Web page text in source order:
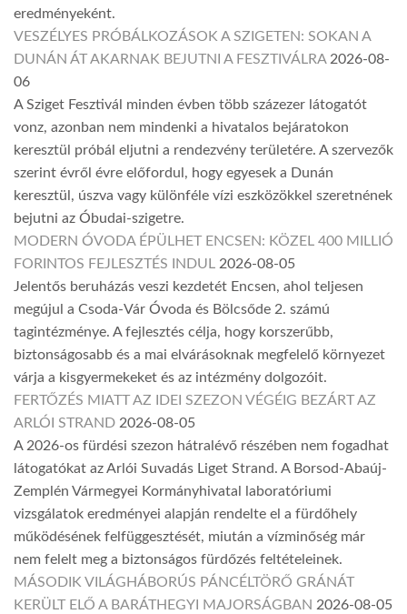
eredményeként.
VESZÉLYES PRÓBÁLKOZÁSOK A SZIGETEN: SOKAN A
DUNÁN ÁT AKARNAK BEJUTNI A FESZTIVÁLRA 2026-08-
06
A Sziget Fesztivál minden évben több százezer látogatót
vonz, azonban nem mindenki a hivatalos bejáratokon
keresztül próbál eljutni a rendezvény területére. A szervezők
szerint évről évre előfordul, hogy egyesek a Dunán
keresztül, úszva vagy különféle vízi eszközökkel szeretnének
bejutni az Óbudai-szigetre.
MODERN ÓVODA ÉPÜLHET ENCSEN: KÖZEL 400 MILLIÓ
FORINTOS FEJLESZTÉS INDUL 2026-08-05
Jelentős beruházás veszi kezdetét Encsen, ahol teljesen
megújul a Csoda-Vár Óvoda és Bölcsőde 2. számú
tagintézménye. A fejlesztés célja, hogy korszerűbb,
biztonságosabb és a mai elvárásoknak megfelelő környezet
várja a kisgyermekeket és az intézmény dolgozóit.
FERTŐZÉS MIATT AZ IDEI SZEZON VÉGÉIG BEZÁRT AZ
ARLÓI STRAND 2026-08-05
A 2026-os fürdési szezon hátralévő részében nem fogadhat
látogatókat az Arlói Suvadás Liget Strand. A Borsod-Abaúj-
Zemplén Vármegyei Kormányhivatal laboratóriumi
vizsgálatok eredményei alapján rendelte el a fürdőhely
működésének felfüggesztését, miután a vízminőség már
nem felelt meg a biztonságos fürdőzés feltételeinek.
MÁSODIK VILÁGHÁBORÚS PÁNCÉLTÖRŐ GRÁNÁT
KERÜLT ELŐ A BARÁTHEGYI MAJORSÁGBAN 2026-08-05